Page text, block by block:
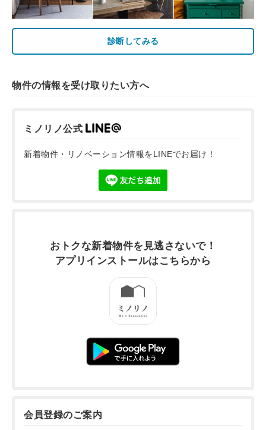
診断してみる
物件の情報を受け取りたい方へ
ミノリノ公式
新着物件・リノベーション情報をLINEでお届け！
おトクな新着物件を 見逃さないで！
アプリインストールはこちらから
会員登録のご案内